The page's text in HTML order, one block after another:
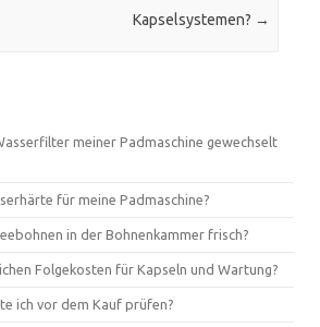
Kapselsystemen? →
meiner Padmaschine gewechselt
für meine Padmaschine?
in der Bohnenkammer frisch?
Folgekosten für Kapseln und Wartung?
ich vor dem Kauf prüfen?